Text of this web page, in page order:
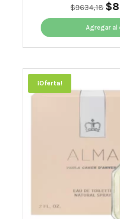
$9634,18 El
era:
$
Agregar al
¡Oferta!